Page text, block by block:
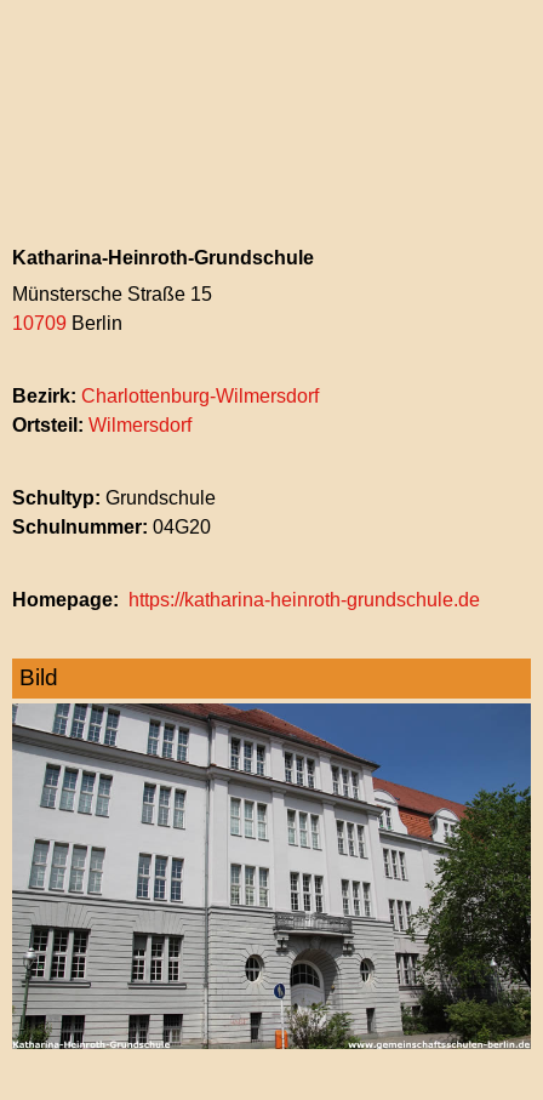
Katharina-Heinroth-Grundschule
Münstersche Straße 15
10709 Berlin
Bezirk: Charlottenburg-Wilmersdorf
Ortsteil: Wilmersdorf
Schultyp: Grundschule
Schulnummer: 04G20
Homepage https://katharina-heinroth-grundschule.de
Bild